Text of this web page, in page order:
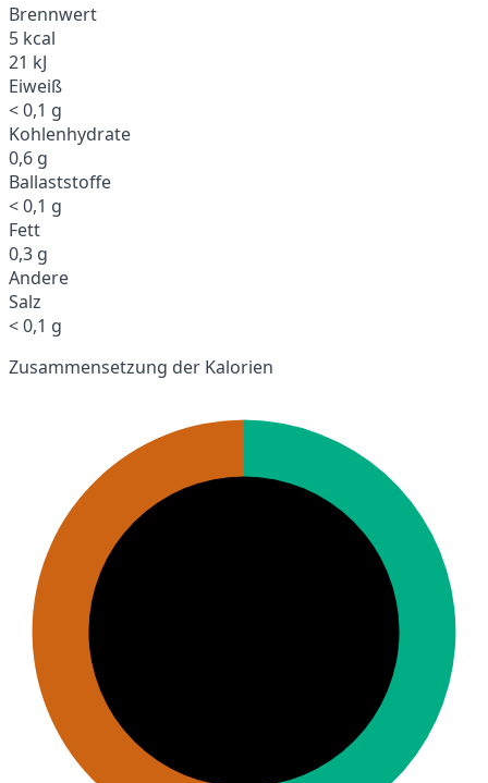
Brennwert
5 kcal
21 kJ
Eiweiß
< 0,1 g
Kohlenhydrate
0,6 g
Ballaststoffe
< 0,1 g
Fett
0,3 g
Andere
Salz
< 0,1 g
Zusammensetzung der Kalorien